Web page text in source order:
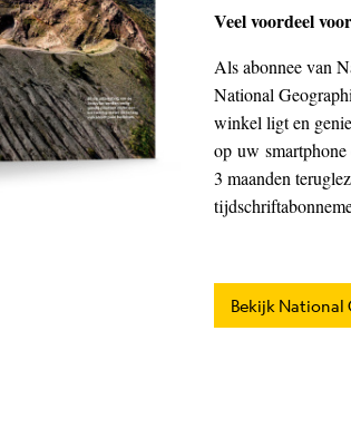
Veel voordeel
Als abonnee van
National
winkel ligt en
op uw
3 maanden
Bekijk National